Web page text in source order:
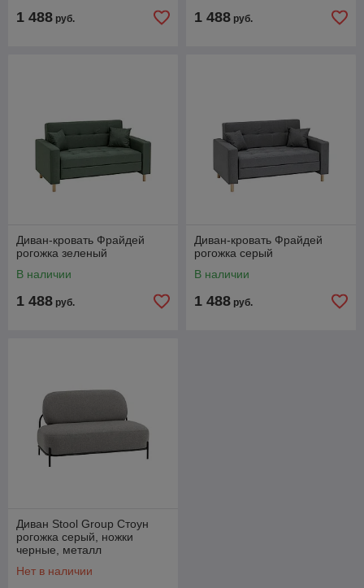
1 488 руб. 1 488 руб.
Диван-кровать Фрайдей
рогожка зеленый
В наличии
1 488 руб.
Диван-кровать Фрайдей
рогожка серый
В наличии
1 488 руб.
Диван Stool Group Стоун
рогожка серый, ножки
черные, металл
Нет в наличии